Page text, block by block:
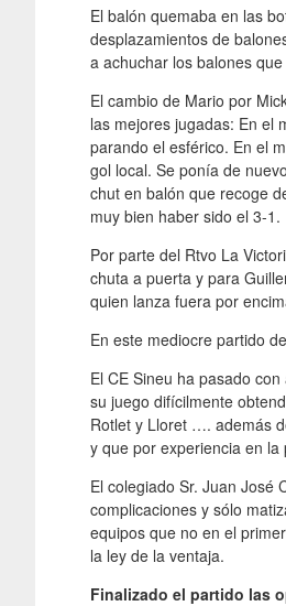
El balón quemaba en las
desplazamientos de
a achuchar los balones
El cambio de Mario por
las mejores jugadas: En el
parando el esférico. En el
gol local. Se ponía de
chut en balón que recoge
muy bien haber sido el 3-1.
Por parte del Rtvo La
chuta a puerta y para
quien lanza fuera por
En este mediocre partido
El CE Sineu ha pasado
su juego difícilmente
Rotlet y Lloret …. además
y que por experiencia en
El colegiado Sr. Juan José
complicaciones y sólo
equipos que no en el
la ley de la ventaja.
Finalizado el partido las